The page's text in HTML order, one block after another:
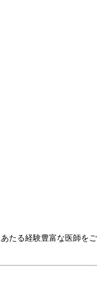
たる経験豊富な医師をご